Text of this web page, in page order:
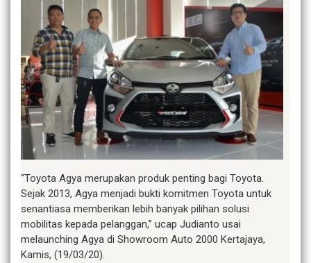
“Toyota Agya merupakan produk penting bagi Toyota.
Sejak 2013, Agya menjadi bukti komitmen Toyota untuk
senantiasa memberikan lebih banyak pilihan solusi
mobilitas kepada pelanggan,” ucap Judianto usai
melaunching Agya di Showroom Auto 2000 Kertajaya,
Kamis, (19/03/20).